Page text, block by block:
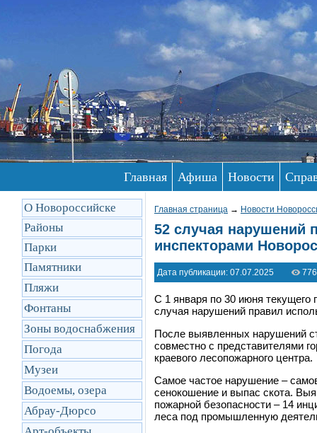
Главная Афиша Новости
О Новороссийске
Районы
Парки
Памятники
Пляжи
Фонтаны
Зоны водоснабжения
Погода
Музеи
Водоемы, озера
Абрау-Дюрсо
Главная страница → Новости
52 случая нарушений
инспекторами
Дата публикации: 07.07.2025
С 1 января по 30 июня текущего
случая нарушений правил
После выявленных нарушений
совместно с представителями
краевого лесопожарного центра.
Самое частое нарушение –
сенокошение и выпас скота.
пожарной безопасности –14
леса под промышленную